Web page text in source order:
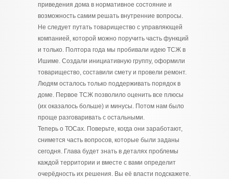
приведения дома в нормативное состояние и
возможность самим решать внутренние вопросы.
Не следует путать товарищество с управляющей
компанией, которой можно поручить часть функций
и только. Полтора года мы пробивали идею ТСЖ в
Ишиме. Создали инициативную группу, оформили
товарищество, составили смету и провели ремонт.
Людям осталось только поддерживать порядок в
доме. Первое ТСЖ позволило оценить все плюсы
(их оказалось больше) и минусы. Потом нам было
проще разговаривать с остальными.
Теперь о ТОСах. Поверьте, когда они заработают,
снимется часть вопросов, которые были заданы
сегодня. Глава будет знать в деталях проблемы
каждой территории и вместе с вами определит
очерёдность их решения. Вы её власти подскажете.